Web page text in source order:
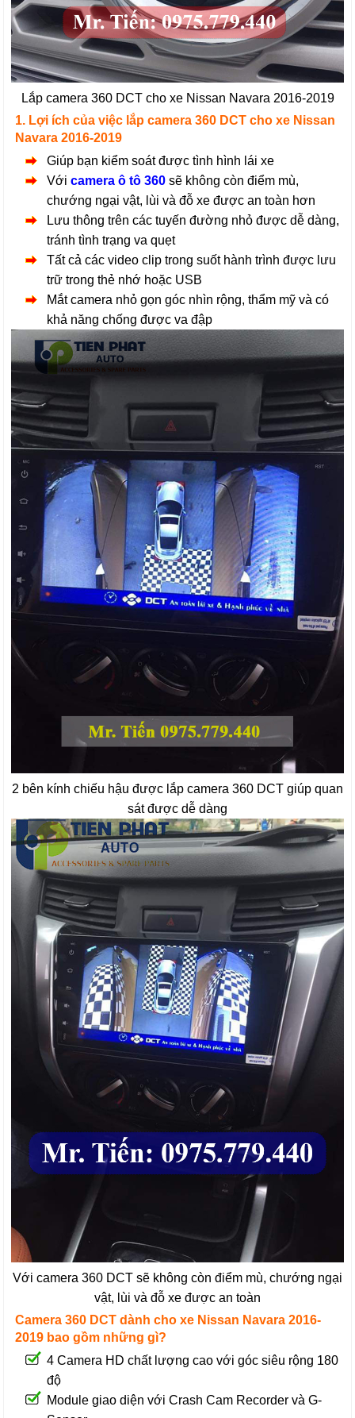
Lắp camera 360 DCT cho xe Nissan Navara 2016-2019
1. Lợi ích của việc lắp camera 360 DCT cho xe Nissan
Navara 2016-2019
Giúp bạn kiểm soát được tình hình lái xe
Vớicamera ô tô 360 sẽ không còn điểm mù,
chướng ngại vật, lùi và đỗ xe được an toàn hơn
Lưu thông trên các tuyến đường nhỏ được dễ dàng,
tránh tình trạng va quẹt
Tất cả các video clip trong suốt hành trình được lưu
trữ trong thẻ nhớ hoặc USB
Mắt camera nhỏ gọn góc nhìn rộng, thẩm mỹ và có
khả năng chống được va đập
2 bên kính chiếu hậu được lắp camera 360 DCT giúp quan
sát được dễ dàng
Với camera 360 DCT sẽ không còn điểm mù, chướng ngại
vật, lùi và đỗ xe được an toàn
Camera 360 DCT dành cho xe Nissan Navara 2016-
2019 bao gồm những gì?
4 Camera HD chất lượng cao với góc siêu rộng 180
độ
Module giao diện với Crash Cam Recorder và G-